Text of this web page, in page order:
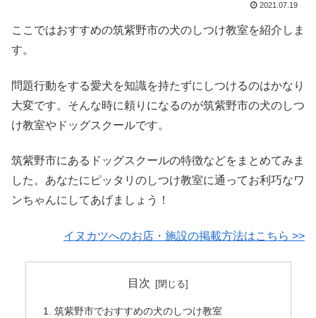
2021.07.19
ここではおすすめの筑紫野市の犬のしつけ教室を紹介しま
す。
問題行動をする愛犬を知識を持たずにしつけるのはかなり
大変です。そんな時に頼りになるのが筑紫野市の犬のしつ
け教室やドッグスクールです。
筑紫野市にあるドッグスクールの特徴などをまとめてみま
した。あなたにピッタリのしつけ教室に通ってお利巧なワ
ンちゃんにしてあげましょう！
イヌカツへのお店・施設の掲載方法はこちら >>
目次
筑紫野市でおすすめの犬のしつけ教室